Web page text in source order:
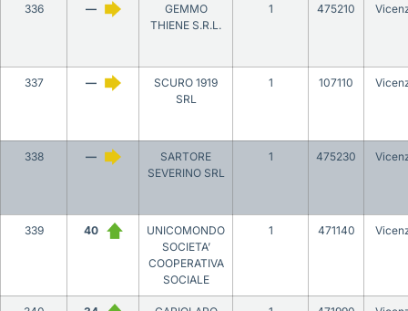
336 —
GEMMO
THIENE S.R.L.
1 475210
337 —
SCURO 1919
SRL
1 107110
338 —
SARTORE
SEVERINO SRL
1 475230
339 40
UNICOMONDO
SOCIETA’
COOPERATIVA
SOCIALE
1 471140